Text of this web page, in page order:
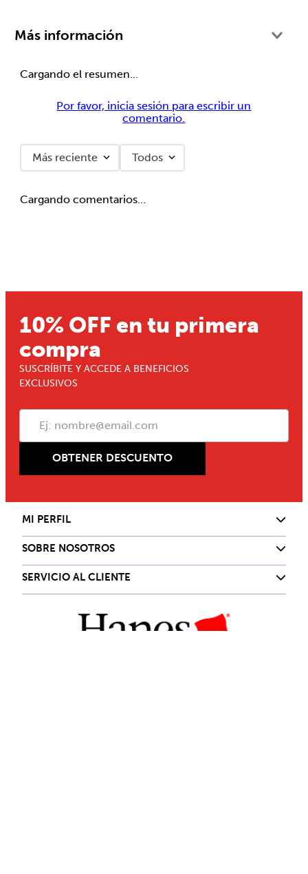
Hanes Tin Corto para Mujer, 12
pack
20% OFF
Más información
Cargando el resumen…
Por favor, inicia sesión para escribir un
comentario.
Más reciente Todos
Cargando comentarios…
10% OFF en tu primera
compra
SUSCRÍBITE Y ACCEDE A BENEFICIOS
EXCLUSIVOS
OBTENER DESCUENTO
MI PERFIL
SOBRE NOSOTROS
SERVICIO AL CLIENTE